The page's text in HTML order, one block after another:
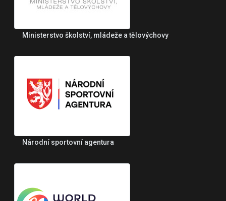
Ministerstvo školství, mládeže a tělovýchovy
Národní sportovní agentura